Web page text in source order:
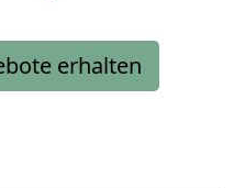
erhalten